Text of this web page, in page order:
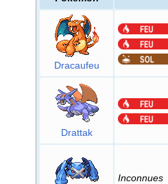
Dracaufeu
Drattak
Inconnues